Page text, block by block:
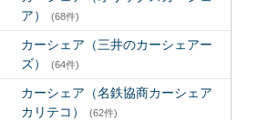
ア）
(68件)
カーシェア（三井のカーシェアー
ズ）
(64件)
カーシェア（名鉄協商カーシェア
カリテコ）
(62件)